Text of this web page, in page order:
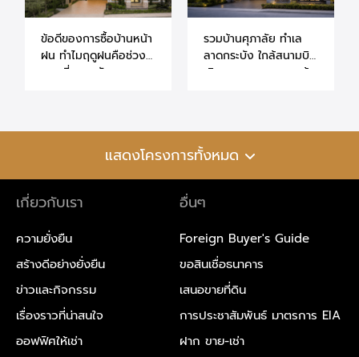
ข้อดีของการซื้อบ้านหน้า
ฝน ทำไมฤดูฝนคือช่วง
เวลาที่เหมาะกับการ
รวมบ้านศุภาลัย ทำเล
ลาดกระบัง ใกล้สนามบิน
เดินทางสะดวก ราคาเข้า
แสดงโครงการทั้งหมด
เกี่ยวกับเรา
ความยั่งยืน
สร้างดีอย่างยั่งยืน
ข่าวและกิจกรรม
เรื่องราวที่น่าสนใจ
ออฟฟิศให้เช่า
อื่นๆ
Foreign Buyer's Guide
ขอสินเชื่อธนาคาร
เสนอขายที่ดิน
การประชาสัมพันธ์ มาตรการ EIA
ฝาก ขาย-เช่า